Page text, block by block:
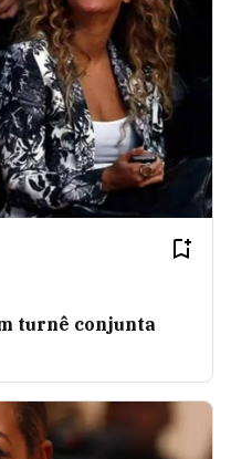
turnê conjunta